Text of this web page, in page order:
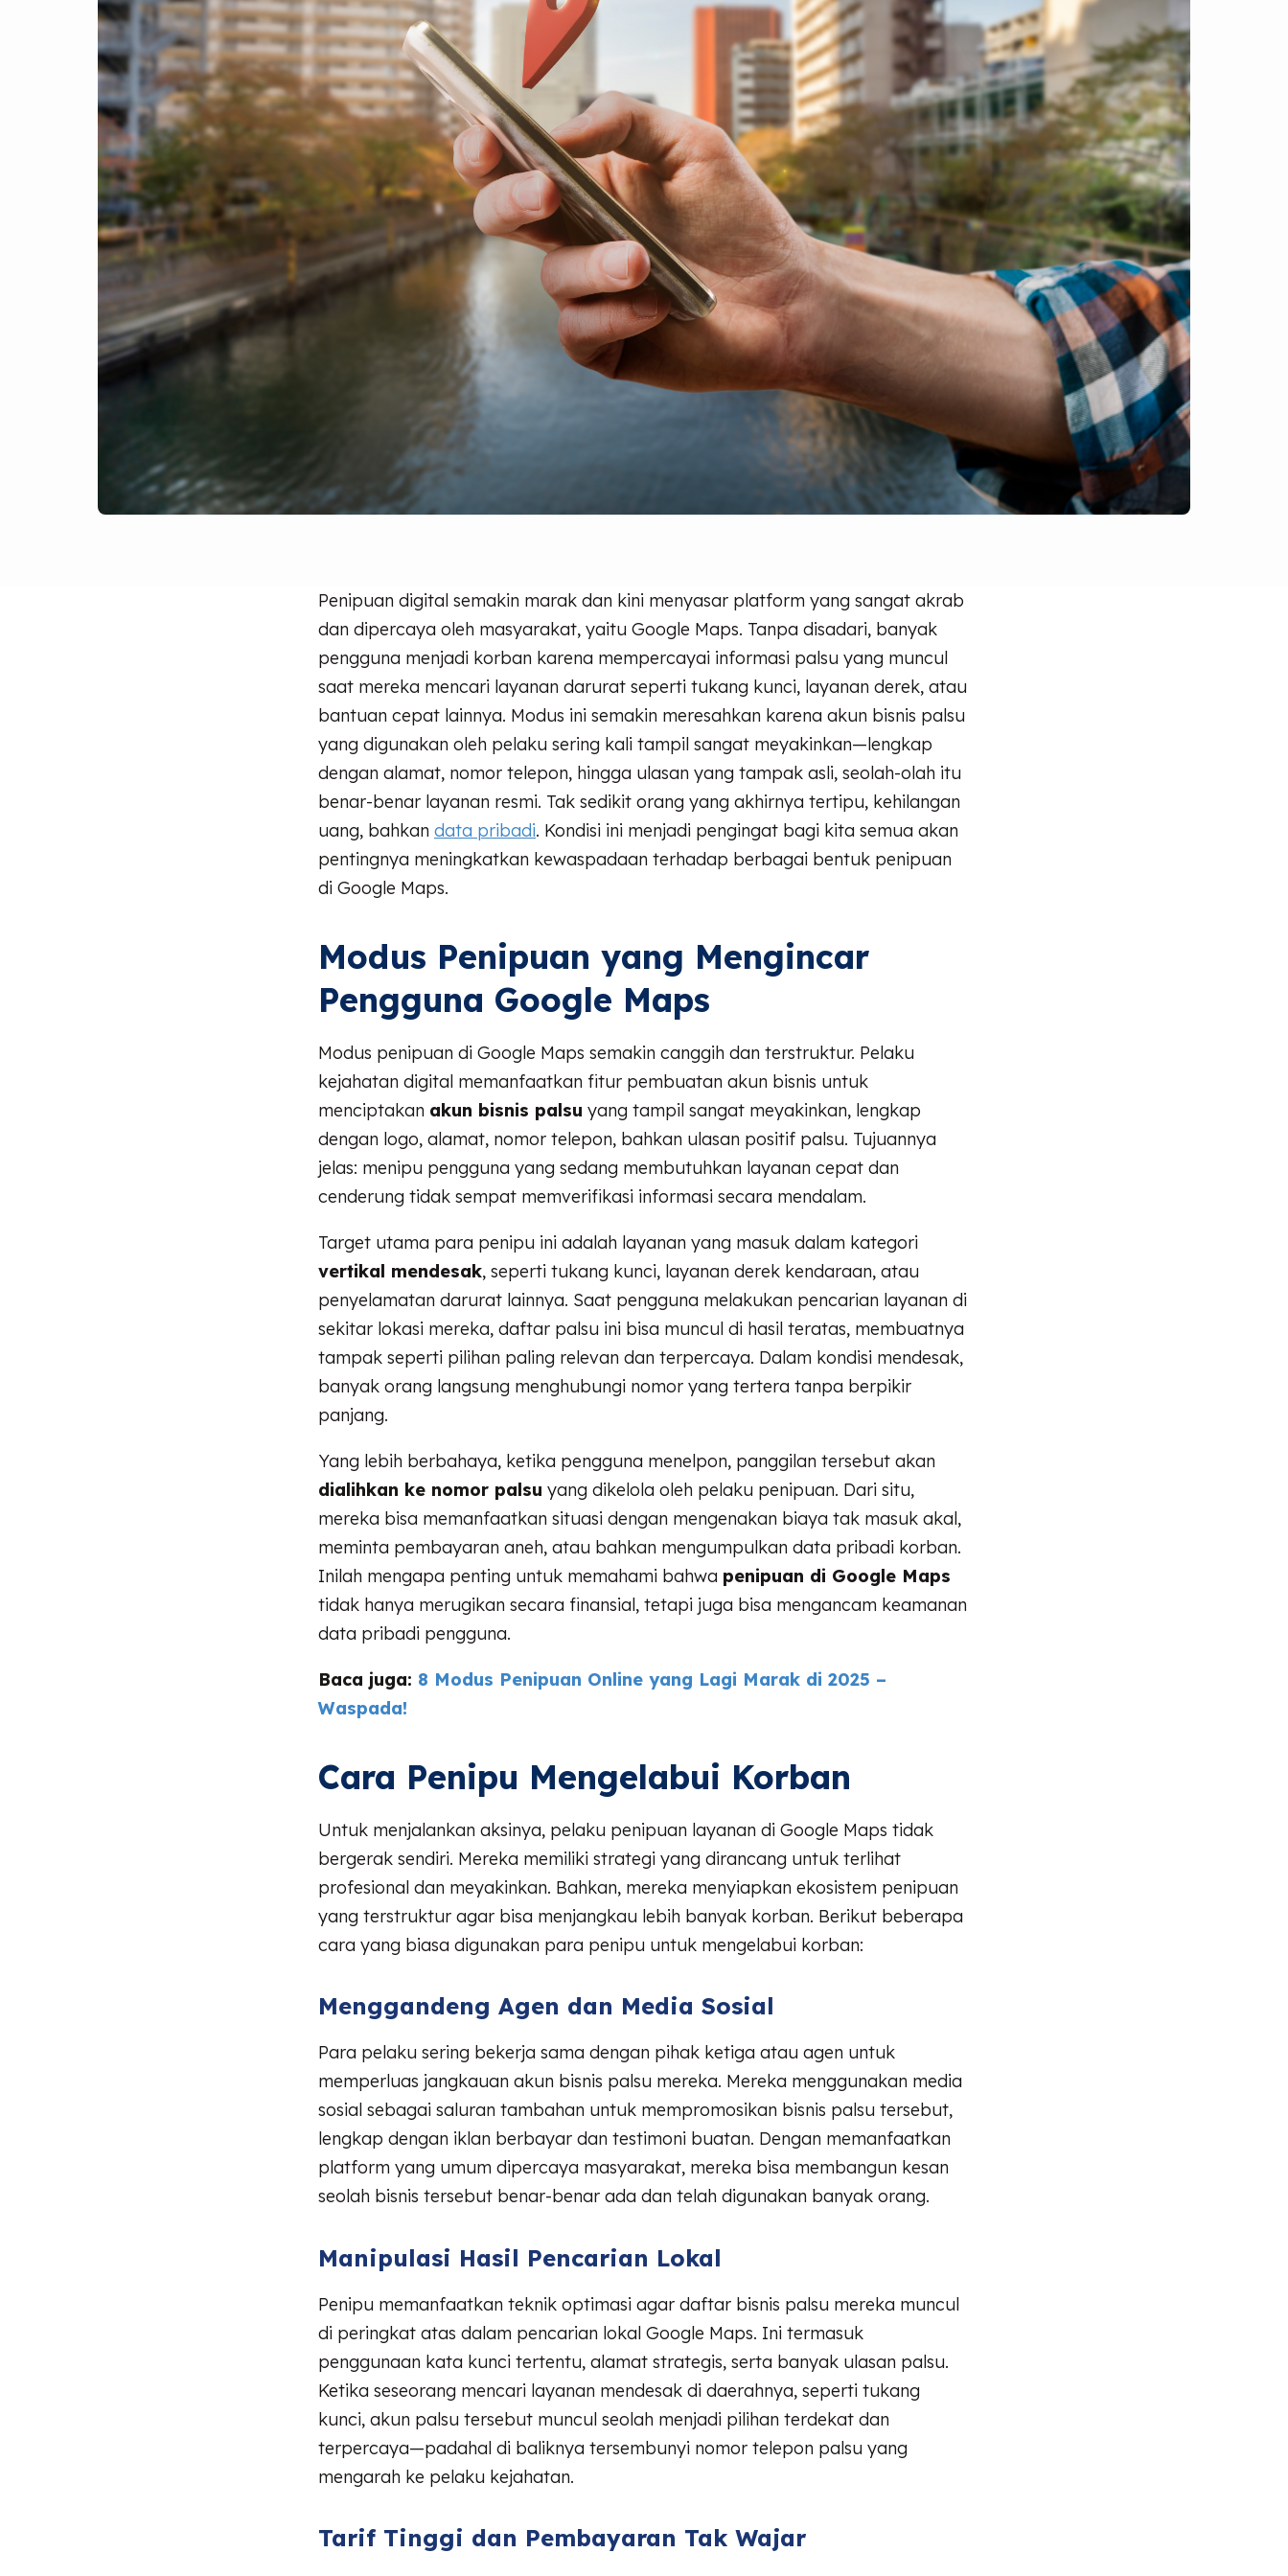
Penipuan digital semakin marak dan kini menyasar platform yang sangat akrab
dan dipercaya oleh masyarakat, yaitu Google Maps. Tanpa disadari, banyak
pengguna menjadi korban karena mempercayai informasi palsu yang muncul
saat mereka mencari layanan darurat seperti tukang kunci, layanan derek, atau
bantuan cepat lainnya. Modus ini semakin meresahkan karena akun bisnis palsu
yang digunakan oleh pelaku sering kali tampil sangat meyakinkan—lengkap
dengan alamat, nomor telepon, hingga ulasan yang tampak asli, seolah-olah itu
benar-benar layanan resmi. Tak sedikit orang yang akhirnya tertipu, kehilangan
uang, bahkan data pribadi. Kondisi ini menjadi pengingat bagi kita semua akan
pentingnya meningkatkan kewaspadaan terhadap berbagai bentuk penipuan
di Google Maps.
Modus Penipuan yang Mengincar
Pengguna Google Maps
Modus penipuan di Google Maps semakin canggih dan terstruktur. Pelaku
kejahatan digital memanfaatkan fitur pembuatan akun bisnis untuk
menciptakan akun bisnis palsu yang tampil sangat meyakinkan, lengkap
dengan logo, alamat, nomor telepon, bahkan ulasan positif palsu. Tujuannya
jelas: menipu pengguna yang sedang membutuhkan layanan cepat dan
cenderung tidak sempat memverifikasi informasi secara mendalam.
Target utama para penipu ini adalah layanan yang masuk dalam kategori
vertikal mendesak, seperti tukang kunci, layanan derek kendaraan, atau
penyelamatan darurat lainnya. Saat pengguna melakukan pencarian layanan di
sekitar lokasi mereka, daftar palsu ini bisa muncul di hasil teratas, membuatnya
tampak seperti pilihan paling relevan dan terpercaya. Dalam kondisi mendesak,
banyak orang langsung menghubungi nomor yang tertera tanpa berpikir
panjang.
Yang lebih berbahaya, ketika pengguna menelpon, panggilan tersebut akan
dialihkan ke nomor palsu yang dikelola oleh pelaku penipuan. Dari situ,
mereka bisa memanfaatkan situasi dengan mengenakan biaya tak masuk akal,
meminta pembayaran aneh, atau bahkan mengumpulkan data pribadi korban.
Inilah mengapa penting untuk memahami bahwa penipuan di Google Maps
tidak hanya merugikan secara finansial, tetapi juga bisa mengancam keamanan
data pribadi pengguna.
Baca juga: 8 Modus Penipuan Online yang Lagi Marak di 2025 –
Waspada!
Cara Penipu Mengelabui Korban
Untuk menjalankan aksinya, pelaku penipuan layanan di Google Maps tidak
bergerak sendiri. Mereka memiliki strategi yang dirancang untuk terlihat
profesional dan meyakinkan. Bahkan, mereka menyiapkan ekosistem penipuan
yang terstruktur agar bisa menjangkau lebih banyak korban. Berikut beberapa
cara yang biasa digunakan para penipu untuk mengelabui korban:
Menggandeng Agen dan Media Sosial
Para pelaku sering bekerja sama dengan pihak ketiga atau agen untuk
memperluas jangkauan akun bisnis palsu mereka. Mereka menggunakan media
sosial sebagai saluran tambahan untuk mempromosikan bisnis palsu tersebut,
lengkap dengan iklan berbayar dan testimoni buatan. Dengan memanfaatkan
platform yang umum dipercaya masyarakat, mereka bisa membangun kesan
seolah bisnis tersebut benar-benar ada dan telah digunakan banyak orang.
Manipulasi Hasil Pencarian Lokal
Penipu memanfaatkan teknik optimasi agar daftar bisnis palsu mereka muncul
di peringkat atas dalam pencarian lokal Google Maps. Ini termasuk
penggunaan kata kunci tertentu, alamat strategis, serta banyak ulasan palsu.
Ketika seseorang mencari layanan mendesak di daerahnya, seperti tukang
kunci, akun palsu tersebut muncul seolah menjadi pilihan terdekat dan
terpercaya—padahal di baliknya tersembunyi nomor telepon palsu yang
mengarah ke pelaku kejahatan.
Tarif Tinggi dan Pembayaran Tak Wajar